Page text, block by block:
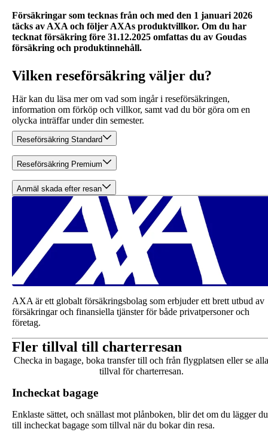
Försäkringar som tecknas från och med den 1 januari 2026
täcks av AXA och följer AXAs produktvillkor. Om du har
tecknat försäkring före 31.12.2025 omfattas du av Goudas
försäkring och produktinnehåll.
Vilken reseförsäkring väljer du?
Här kan du läsa mer om vad som ingår i reseförsäkringen,
information om förköp och villkor, samt vad du bör göra om en
olycka inträffar under din semester.
Reseförsäkring Standard
Reseförsäkring Premium
Anmäl skada efter resan
AXA är ett globalt försäkringsbolag som erbjuder ett brett utbud av
försäkringar och finansiella tjänster för både privatpersoner och
företag.
Fler tillval till charterresan
Checka in bagage, boka transfer till och från flygplatsen eller se alla
tillval för charterresan.
Incheckat bagage
Enklaste sättet, och snällast mot plånboken, blir det om du lägger du
till incheckat bagage som tillval när du bokar din resa.